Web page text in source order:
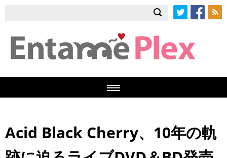
Acid Black Cherry、10年の軌